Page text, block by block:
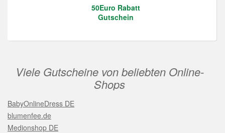
50Euro Rabatt
Gutschein
Viele Gutscheine von beliebten Online-
Shops
BabyOnlineDress DE
blumenfee.de
Medionshop DE